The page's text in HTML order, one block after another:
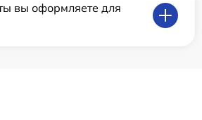
вы оформляете для